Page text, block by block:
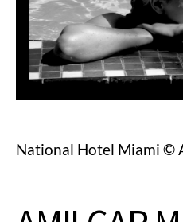
National Hotel Miami ©